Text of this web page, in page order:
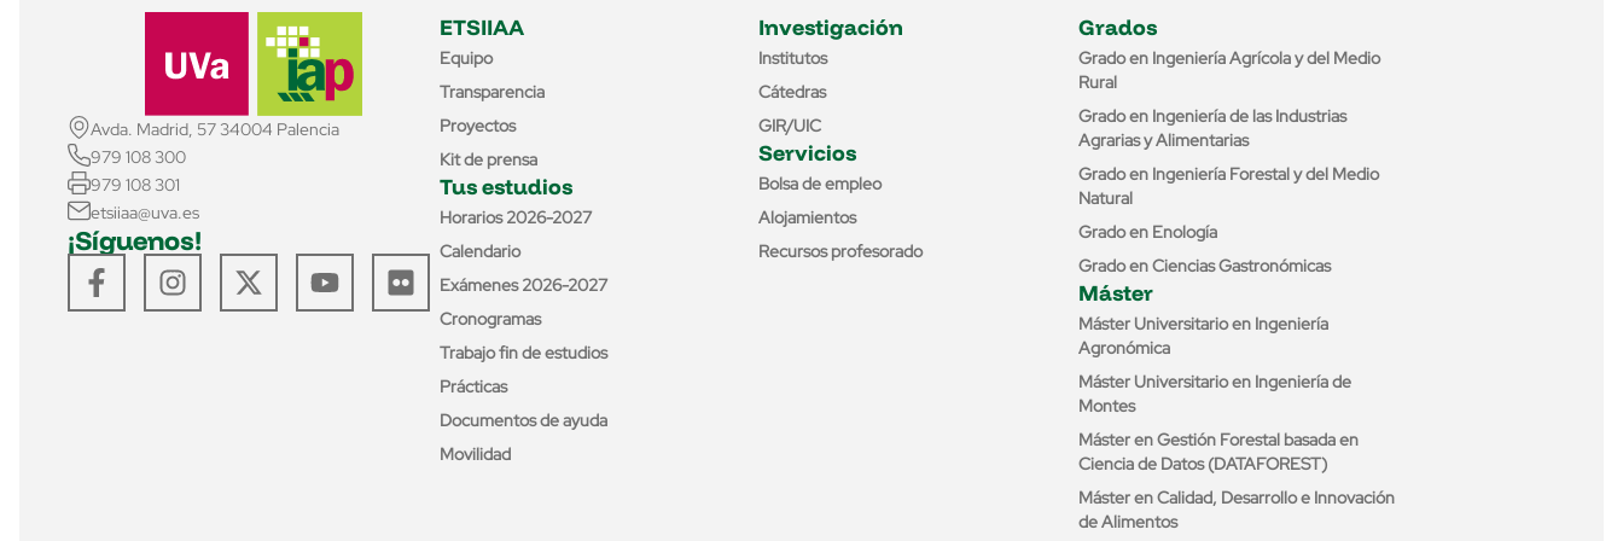
Avda. Madrid, 57 34004 Palencia
979 108 300
979 108 301
etsiiaa@uva.es
¡Síguenos!
ETSIIAA
Equipo
Transparencia
Proyectos
Kit de prensa
Tus estudios
Horarios 2026-2027
Calendario
Exámenes 2026-2027
Cronogramas
Trabajo fin de estudios
Prácticas
Documentos de ayuda
Movilidad
Investigación
Institutos
Cátedras
GIR/UIC
Servicios
Bolsa de empleo
Alojamientos
Recursos profesorado
Grados
Grado en Ingeniería Agrícola y del Medio
Rural
Grado en Ingeniería de las Industrias
Agrarias y Alimentarias
Grado en Ingeniería Forestal y del Medio
Natural
Grado en Enología
Grado en Ciencias Gastronómicas
Máster
Máster Universitario en Ingeniería
Agronómica
Máster Universitario en Ingeniería de
Montes
Máster en Gestión Forestal basada en
Ciencia de Datos (DATAFOREST)
Máster en Calidad, Desarrollo e Innovación
de Alimentos